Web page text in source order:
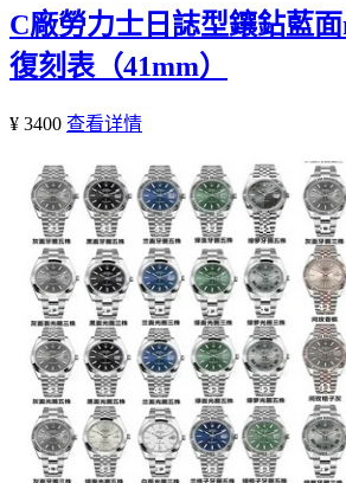
C廠勞力士日誌型鑲鉆藍面
復刻表（41mm）
¥ 3400 查看详情